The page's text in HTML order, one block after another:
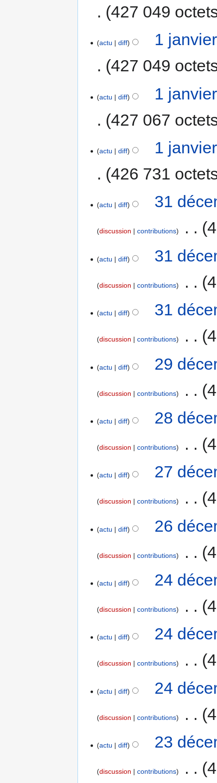
427 049
actu diff
1
427 049
actu diff
1
427 067
actu diff
1
426 731
actu diff 31
discussion contributions
actu diff 31
discussion contributions
actu diff 31
discussion contributions
actu diff 29
discussion contributions
actu diff 28
discussion contributions
actu diff 27
discussion contributions
actu diff 26
discussion contributions
actu diff 24
discussion contributions
actu diff 24
discussion contributions
actu diff 24
discussion contributions
actu diff 23
discussion contributions